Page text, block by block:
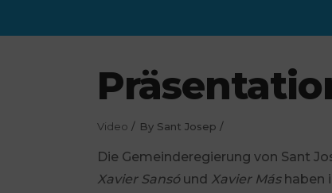
Video By Sant Josep
Die Gemeinderegierung von Sant
Xavier Sansóund Xavier Más haben